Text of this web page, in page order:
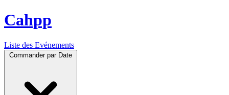
Cahpp
Liste des Evénements
Commander par Date